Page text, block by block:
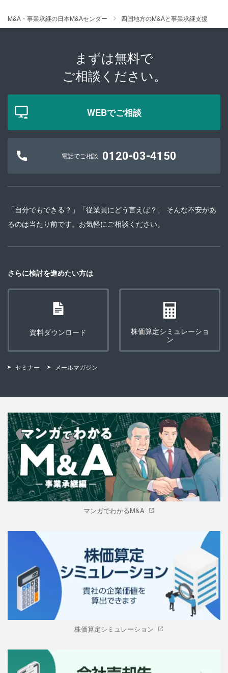
M&A・事業承継の日本M&Aセンター 四国地方のM&Aと事業承継支援
まずは無料で
ご相談ください。
WEBでご相談
電話でご相談 0120-03-4150
「自分でもできる？」「従業員にどう言えば？」 そんな不安があ
るのは当たり前です。お気軽にご相談ください。
さらに検討を進めたい方は
資料ダウンロード
株価算定シミュレーショ
ン
セミナー メールマガジン
マンガでわかるM&A
株価算定シミュレーション